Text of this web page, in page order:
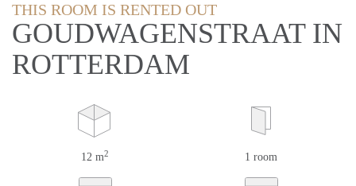
THIS ROOM IS RENTED OUT
GOUDWAGENSTRAAT IN
ROTTERDAM
12 m2 1 room